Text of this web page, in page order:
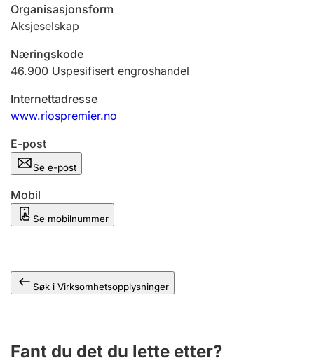
Andre tema
Organisasjonsform
Aksjeselskap
Næringskode
46.900 Uspesifisert engroshandel
Internettadresse
www.riospremier.no
E-post
Se e-post
Mobil
Se mobilnummer
Søk i Virksomhetsopplysninger
Fant du det du lette etter?